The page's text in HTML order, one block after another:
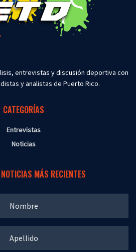
entrevistas y discusión deportiva con
y analistas de Puerto Rico.
CATEGORÍAS
Entrevistas
Noticias
MÁS RECIENTES